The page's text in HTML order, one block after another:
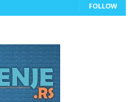
FOLLOW